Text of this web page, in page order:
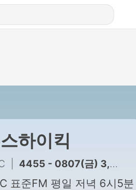
하이킥
4455 - 0807(금) 3,4부 / (신스틸러) 형사소송법 개정안 후폭풍 - 이상민 크리에이터, 노영희 변호사 / (내꺼내알) 내책내알: IB 넘어 KB로 - 이범 평론가
표준FM 평일 저녁 6시5분